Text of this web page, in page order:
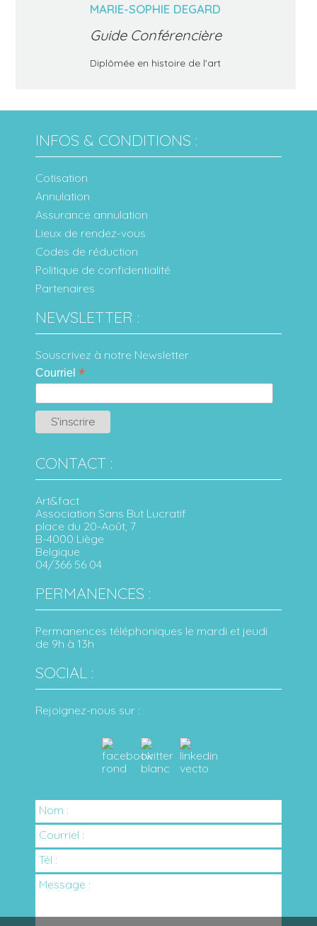
MARIE-SOPHIE DEGARD
Guide Conférencière
Diplômée en histoire de l'art
INFOS & CONDITIONS :
Cotisation
Annulation
Assurance annulation
Lieux de rendez-vous
Codes de réduction
Politique de confidentialité
Partenaires
NEWSLETTER :
Souscrivez à notre Newsletter
Courriel*
CONTACT :
Art&fact
Association Sans But Lucratif
place du 20-Août, 7
B-4000 Liège
Belgique
04/366 56 04
PERMANENCES :
Permanences téléphoniques le mardi et jeudi
de 9h à 13h
SOCIAL :
Rejoignez-nous sur :
Nom :
Courriel :
Tél :
Message :